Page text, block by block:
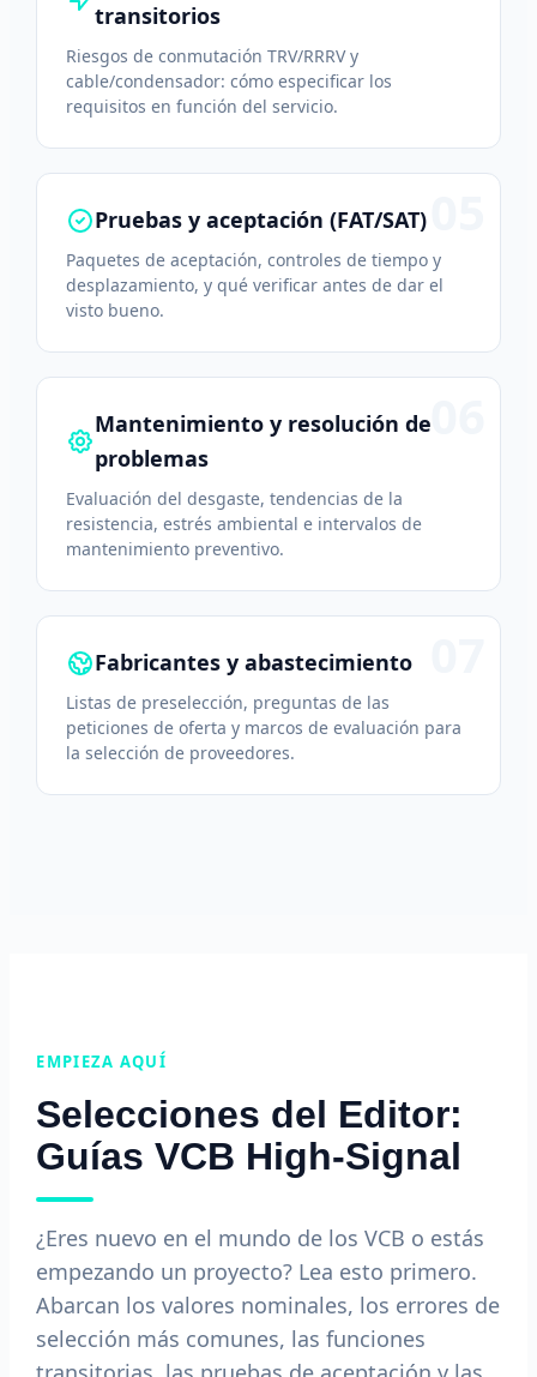
transitorios
Riesgos de conmutación TRV/RRRV y
cable/condensador: cómo especificar los
requisitos en función del servicio.
Pruebas y aceptación (FAT/SAT)
Paquetes de aceptación, controles de tiempo y
desplazamiento, y qué verificar antes de dar el
visto bueno.
06
Mantenimiento y resolución de
problemas
Evaluación del desgaste, tendencias de la
resistencia, estrés ambiental e intervalos de
mantenimiento preventivo.
Fabricantes y abastecimiento
Listas de preselección, preguntas de las
peticiones de oferta y marcos de evaluación para
la selección de proveedores.
EMPIEZA AQUÍ
Selecciones del Editor:
Guías VCB High-Signal
¿Eres nuevo en el mundo de los VCB o estás
empezando un proyecto? Lea esto primero.
Abarcan los valores nominales, los errores de
selección más comunes, las funciones